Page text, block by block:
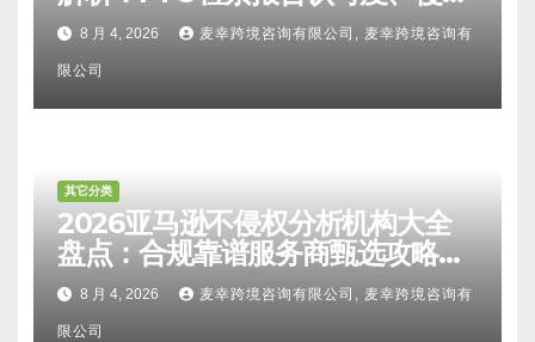
比对区别、TRO应诉方法及服务商
甄选避坑全攻略
8 月 4, 2026 麦幸跨境咨询有限公司, 麦幸跨境咨询有
限公司
其它分类
2026亚马逊不侵权分析机构大全
盘点：合规靠谱服务商甄选攻略、
避坑FAQ及标杆机构实力详解
8 月 4, 2026 麦幸跨境咨询有限公司, 麦幸跨境咨询有
限公司